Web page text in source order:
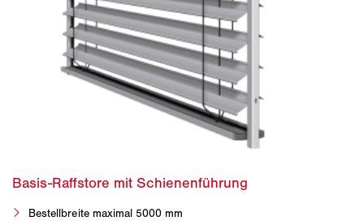
Bestellbreite maximal 5000 mm